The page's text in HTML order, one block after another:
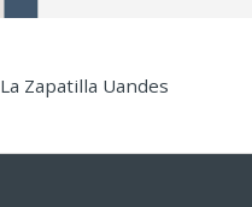
La Zapatilla Uandes